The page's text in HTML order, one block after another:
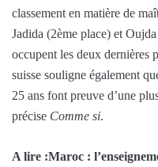
classement en matière de
Jadida (2ème place) et
occupent les deux dernières
suisse souligne également
25 ans font preuve d’une
précise Comme si.
A lire :Maroc :